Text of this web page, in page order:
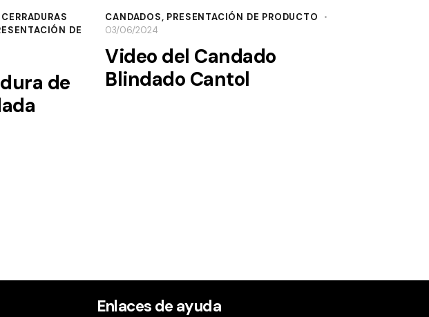
CERRADURAS
DE
de
CANDADOS, PRESENTACIÓN DE PRODUCTO
03/06/2024
Video del Candado
Blindado Cantol
Enlaces de ayuda